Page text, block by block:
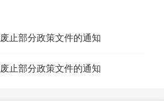
止部分政策文件的通知
止部分政策文件的通知